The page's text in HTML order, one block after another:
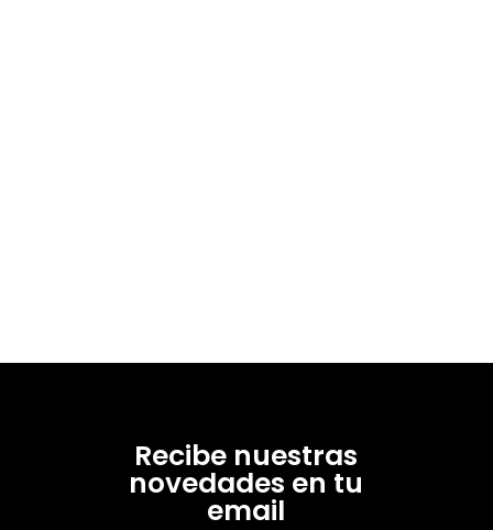
Recibe nuestras
novedades en tu
email